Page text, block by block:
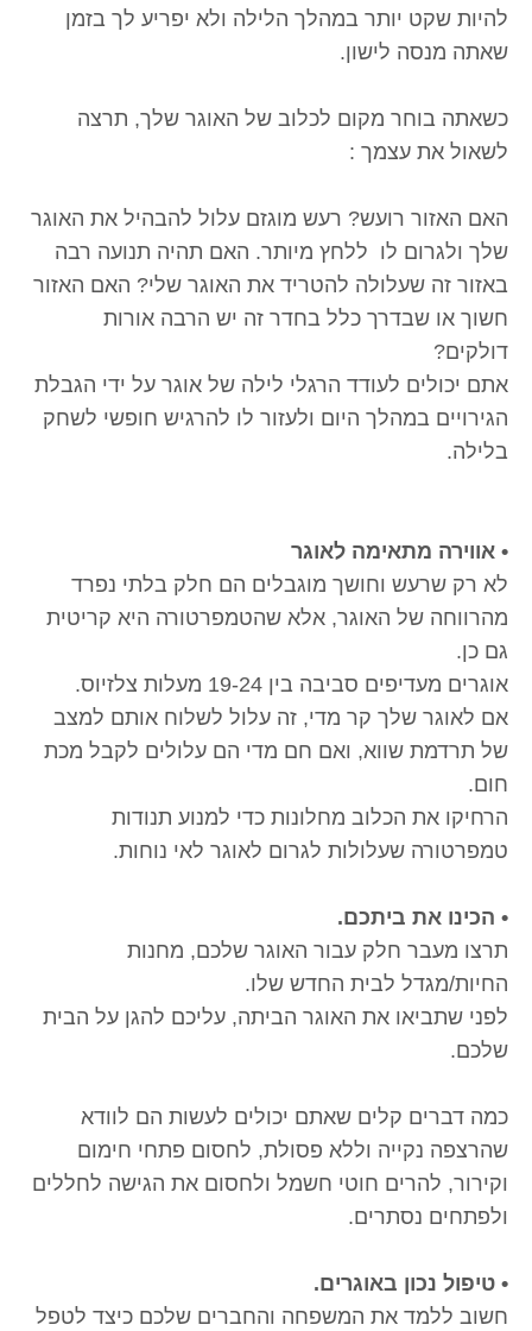
להיות שקט יותר במהלך הלילה ולא יפריע לך בזמן
שאתה מנסה לישון.
כשאתה בוחר מקום לכלוב של האוגר שלך, תרצה
לשאול את עצמך :
האם האזור רועש? רעש מוגזם עלול להבהיל את האוגר
שלך ולגרום לו ללחץ מיותר. האם תהיה תנועה רבה
באזור זה שעלולה להטריד את האוגר שלי? האם האזור
חשוך או שבדרך כלל בחדר זה יש הרבה אורות
דולקים?
אתם יכולים לעודד הרגלי לילה של אוגר על ידי הגבלת
הגירויים במהלך היום ולעזור לו להרגיש חופשי לשחק
בלילה.
• אווירה מתאימה לאוגר
לא רק שרעש וחושך מוגבלים הם חלק בלתי נפרד
מהרווחה של האוגר, אלא שהטמפרטורה היא קריטית
גם כן.
אוגרים מעדיפים סביבה בין 19-24 מעלות צלזיוס.
אם לאוגר שלך קר מדי, זה עלול לשלוח אותם למצב
של תרדמת שווא, ואם חם מדי הם עלולים לקבל מכת
חום.
הרחיקו את הכלוב מחלונות כדי למנוע תנודות
טמפרטורה שעלולות לגרום לאוגר לאי נוחות.
• הכינו את ביתכם.
תרצו מעבר חלק עבור האוגר שלכם, מחנות
החיות/מגדל לבית החדש שלו.
לפני שתביאו את האוגר הביתה, עליכם להגן על הבית
שלכם.
כמה דברים קלים שאתם יכולים לעשות הם לוודא
שהרצפה נקייה וללא פסולת, לחסום פתחי חימום
וקירור, להרים חוטי חשמל ולחסום את הגישה לחללים
ולפתחים נסתרים.
• טיפול נכון באוגרים.
חשוב ללמד את המשפחה והחברים שלכם כיצד לטפל